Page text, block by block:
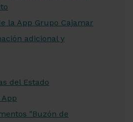
la App Grupo Cajamar
adicional y
del Estado
"Buzón de